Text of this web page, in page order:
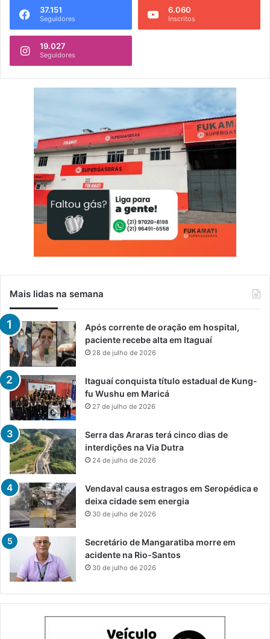
37.151
Seguidores
6.060
Inscritos
19.027
Seguidores
Mais lidas na semana
Após corrente de oração em hospital,
paciente recebe alta em Itaguaí
28 de julho de 2026
Itaguaí conquista título estadual de Kung-
fu Wushu em Maricá
27 de julho de 2026
Serra das Araras terá cinco dias de
interdições na Via Dutra
24 de julho de 2026
Vendaval causa estragos em Seropédica e
deixa cidade sem energia
30 de julho de 2026
Secretário de Mangaratiba morre em
acidente na Rio-Santos
30 de julho de 2026